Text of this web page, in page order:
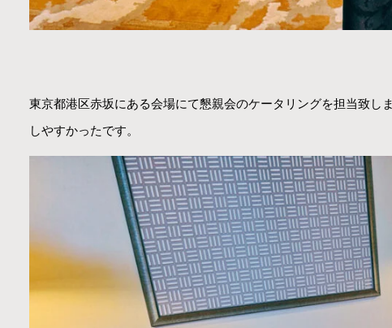
東京都港区赤坂にある会場にて懇親会のケータリングを担当致
しやすかったです。